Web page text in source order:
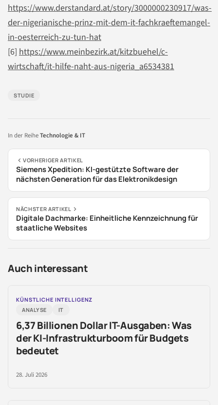
https://www.derstandard.at/story/3000000230917/was-
der-nigerianische-prinz-mit-dem-it-fachkraeftemangel-
in-oesterreich-zu-tun-hat
[6] https://www.meinbezirk.at/kitzbuehel/c-
wirtschaft/it-hilfe-naht-aus-nigeria_a6534381
STUDIE
In der ReiheTechnologie & IT
VORHERIGER ARTIKEL
Siemens Xpedition: KI-gestützte Software der
nächsten Generation für das Elektronikdesign
NÄCHSTER ARTIKEL
Digitale Dachmarke: Einheitliche Kennzeichnung für
staatliche Websites
Auch interessant
KÜNSTLICHE INTELLIGENZ
ANALYSE
IT
6,37 Billionen Dollar IT-Ausgaben: Was
der KI-Infrastrukturboom für Budgets
bedeutet
28. Juli 2026